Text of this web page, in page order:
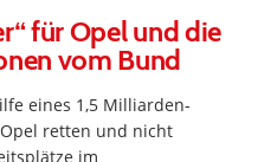
für Opel und die
vom Bund
eines 1,5 Milliarden-
retten und nicht
im